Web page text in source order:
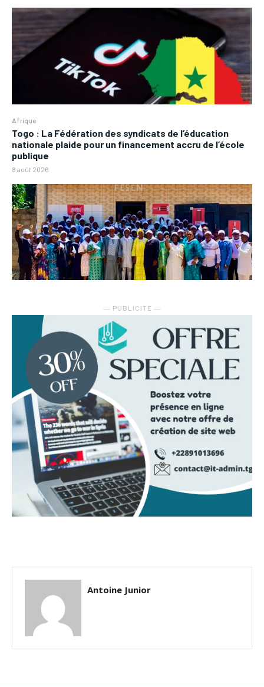
Afrique
Togo : La Fédération des syndicats de l’éducation
nationale plaide pour un financement accru de l’école
publique
8 août 2026
― PUBLICITE ―
Antoine Junior